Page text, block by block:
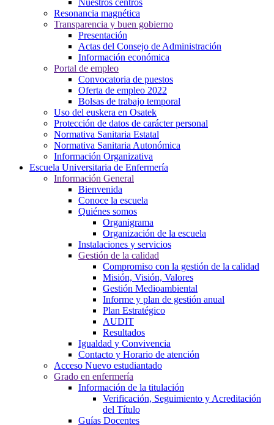
Nuestros centros
Resonancia magnética
Transparencia y buen gobierno
Presentación
Actas del Consejo de Administración
Información económica
Portal de empleo
Convocatoria de puestos
Oferta de empleo 2022
Bolsas de trabajo temporal
Uso del euskera en Osatek
Protección de datos de carácter personal
Normativa Sanitaria Estatal
Normativa Sanitaria Autonómica
Información Organizativa
Escuela Universitaria de Enfermería
Información General
Bienvenida
Conoce la escuela
Quiénes somos
Organigrama
Organización de la escuela
Instalaciones y servicios
Gestión de la calidad
Compromiso con la gestión de la calidad
Misión, Visión, Valores
Gestión Medioambiental
Informe y plan de gestión anual
Plan Estratégico
AUDIT
Resultados
Igualdad y Convivencia
Contacto y Horario de atención
Acceso Nuevo estudiantado
Grado en enfermería
Información de la titulación
Verificación, Seguimiento y Acreditación
del Título
Guías Docentes